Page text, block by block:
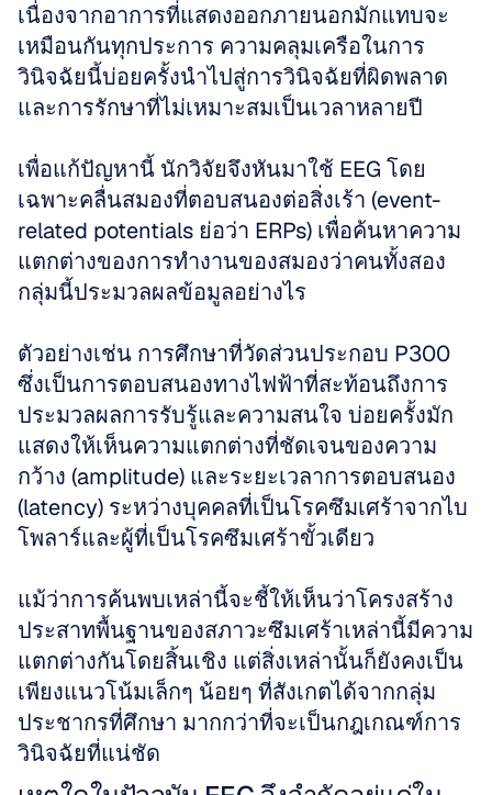
เนื่องจากอาการที่แสดงออกภายนอกมักแทบจะ
เหมือนกันทุกประการ ความคลุมเครือในการ
วินิจฉัยนี้บ่อยครั้งนำไปสู่การวินิจฉัยที่ผิดพลาด
และการรักษาที่ไม่เหมาะสมเป็นเวลาหลายปี
เพื่อแก้ปัญหานี้ นักวิจัยจึงหันมาใช้ EEG โดย
เฉพาะคลื่นสมองที่ตอบสนองต่อสิ่งเร้า (event-
related potentials ย่อว่า ERPs) เพื่อค้นหาความ
แตกต่างของการทำงานของสมองว่าคนทั้งสอง
กลุ่มนี้ประมวลผลข้อมูลอย่างไร
ตัวอย่างเช่น การศึกษาที่วัดส่วนประกอบ P300
ซึ่งเป็นการตอบสนองทางไฟฟ้าที่สะท้อนถึงการ
ประมวลผลการรับรู้และความสนใจ บ่อยครั้งมัก
แสดงให้เห็นความแตกต่างที่ชัดเจนของความ
กว้าง (amplitude) และระยะเวลาการตอบสนอง
(latency) ระหว่างบุคคลที่เป็นโรคซึมเศร้าจากไบ
โพลาร์และผู้ที่เป็นโรคซึมเศร้าขั้วเดียว
แม้ว่าการค้นพบเหล่านี้จะชี้ให้เห็นว่าโครงสร้าง
ประสาทพื้นฐานของสภาวะซึมเศร้าเหล่านี้มีความ
แตกต่างกันโดยสิ้นเชิง แต่สิ่งเหล่านั้นก็ยังคงเป็น
เพียงแนวโน้มเล็กๆ น้อยๆ ที่สังเกตได้จากกลุ่ม
ประชากรที่ศึกษา มากกว่าที่จะเป็นกฎเกณฑ์การ
วินิจฉัยที่แน่ชัด